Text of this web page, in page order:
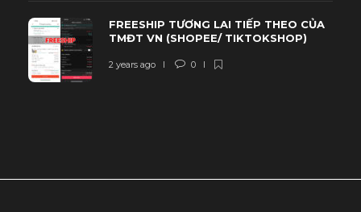
FREESHIP TƯƠNG LAI TIẾP THEO CỦA
TMĐT VN (SHOPEE/ TIKTOKSHOP)
2 years ago 0